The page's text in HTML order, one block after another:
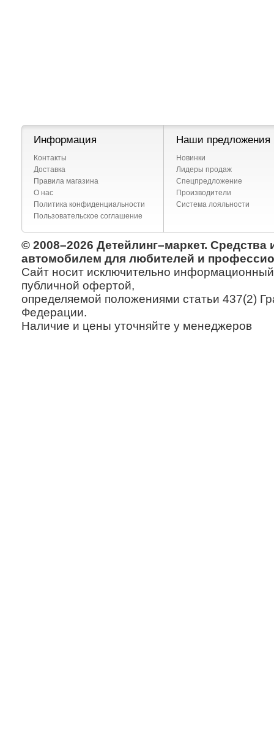
Информация
Контакты
Доставка
Правила магазина
О нас
Политика конфиденциальности
Пользовательское соглашение
Наши предложения
Новинки
Лидеры продаж
Спецпредложение
Производители
Система лояльности
© 2008–2026 Детейлинг–маркет. Средства
автомобилем для любителей и
Сайт носит исключительно информационный
публичной офертой,
определяемой положениями статьи 437(2)
Федерации.
Наличие и цены уточняйте у менеджеров